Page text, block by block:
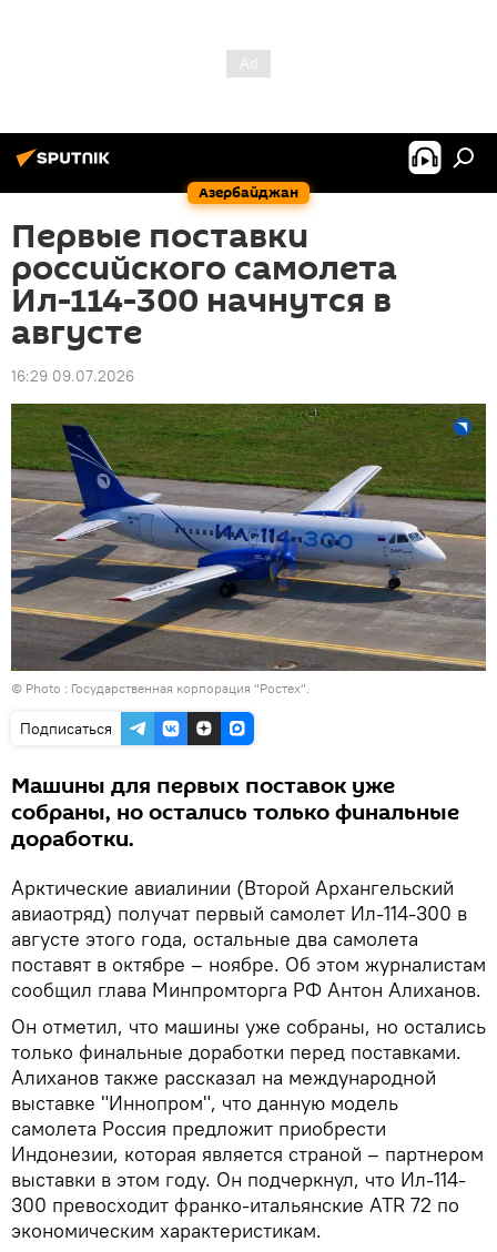
Азербайджан
Первые поставки
российского самолета
Ил-114-300 начнутся в
августе
16:29 09.07.2026
© Photo : Государственная корпорация "Ростех".
Подписаться
Машины для первых поставок уже
собраны, но остались только финальные
доработки.
Арктические авиалинии (Второй Архангельский
авиаотряд) получат первый самолет Ил-114-300 в
августе этого года, остальные два самолета
поставят в октябре – ноябре. Об этом журналистам
сообщил глава Минпромторга РФ Антон Алиханов.
Он отметил, что машины уже собраны, но остались
только финальные доработки перед поставками.
Алиханов также рассказал на международной
выставке "Иннопром", что данную модель
самолета Россия предложит приобрести
Индонезии, которая является страной – партнером
выставки в этом году. Он подчеркнул, что Ил-114-
300 превосходит франко-итальянские ATR 72 по
экономическим характеристикам.